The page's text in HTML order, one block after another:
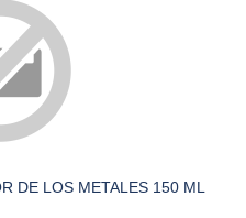
DE LOS METALES 150 ML